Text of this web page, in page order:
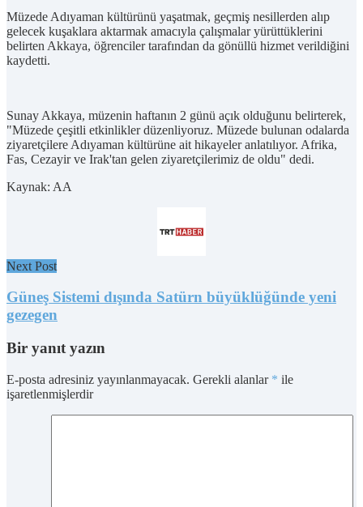
Müzede Adıyaman kültürünü yaşatmak, geçmiş nesillerden alıp
gelecek kuşaklara aktarmak amacıyla çalışmalar yürüttüklerini
belirten Akkaya, öğrenciler tarafından da gönüllü hizmet verildiğini
kaydetti.
Sunay Akkaya, müzenin haftanın 2 günü açık olduğunu belirterek,
"Müzede çeşitli etkinlikler düzenliyoruz. Müzede bulunan odalarda
ziyaretçilere Adıyaman kültürüne ait hikayeler anlatılıyor. Afrika,
Fas, Cezayir ve Irak'tan gelen ziyaretçilerimiz de oldu" dedi.
Kaynak: AA
Next Post
Güneş Sistemi dışında Satürn büyüklüğünde yeni
gezegen
Bir yanıt yazın
E-posta adresiniz yayınlanmayacak. Gerekli alanlar * ile
işaretlenmişlerdir